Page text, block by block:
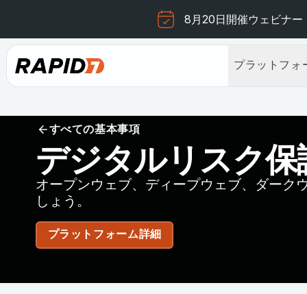
8月20日開催ウェビナ
プラットフォ
すべての基本事項
デジタルリスク
オープンウェブ、ディープウェブ、ダーク
しょう。
プラットフォーム詳細